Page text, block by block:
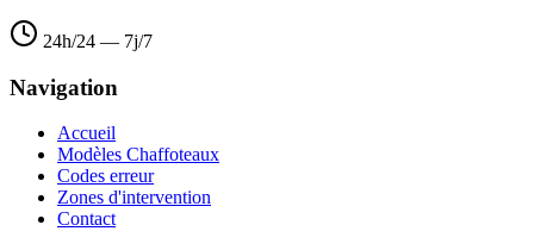
24h/24 — 7j/7
Navigation
Accueil
Modèles Chaffoteaux
Codes erreur
Zones d'intervention
Contact